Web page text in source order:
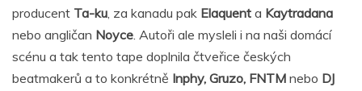
producent Ta-ku, za kanadu pak Elaquent a Kaytradana
nebo angličan Noyce. Autoři ale mysleli i na naši domácí
scénu a tak tento tape doplnila čtveřice českých
beatmakerů a to konkrétně Inphy, Gruzo, FNTM nebo DJ